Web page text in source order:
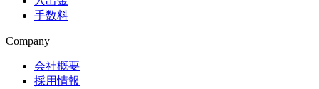
手数料
Company
会社概要
採用情報